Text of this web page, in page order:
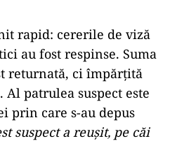
rapid: cererile de viză
au fost respinse. Suma
returnată, ci împărțită
patrulea suspect este
prin care s-au depus
suspect a reușit, pe căi